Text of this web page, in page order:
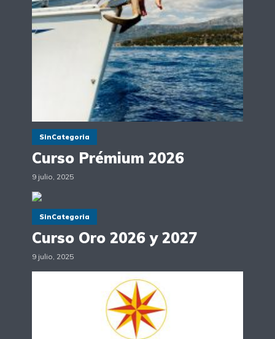
SinCategoria
Curso Prémium 2026
9 julio, 2025
SinCategoria
Curso Oro 2026 y 2027
9 julio, 2025